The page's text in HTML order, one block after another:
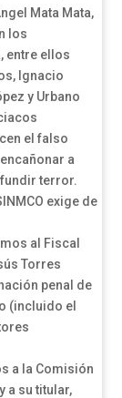
Mata Mata,
los
entre ellos
Ignacio
y Urbano
el falso
a
terror.
exige de
al Fiscal
Torres
penal de
(incluido el
a la Comisión
a su titular,